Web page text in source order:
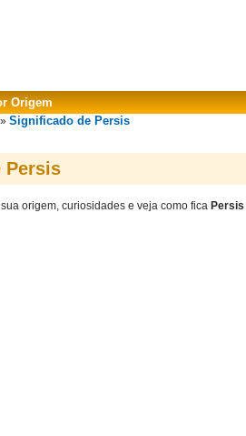
Origem
» Significado de Persis
Persis
sua origem, curiosidades e veja como fica Persis